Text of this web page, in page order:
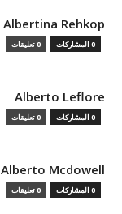
Albertina Rehkop
0 المشاركات 0 تعليقات
Alberto Leflore
0 المشاركات 0 تعليقات
Alberto Mcdowell
0 المشاركات 0 تعليقات